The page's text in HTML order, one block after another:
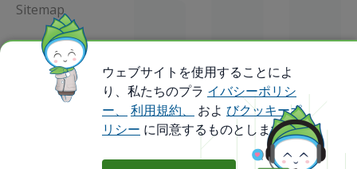
Sitemap
@ 2023 Bamboo Airways Copyright. All Rights
Reserved.
Business Registration Code: 010786737
ウェブサイトを使用することによ
り、私たちのプラ イバシーポリシ
ー、
利用規約、 およ びクッキーポ
リシー に同意するものとします。